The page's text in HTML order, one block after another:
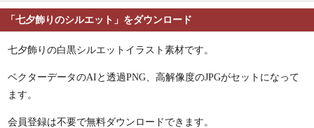
「七夕飾りのシルエット」をダウンロード
七夕飾りの白黒シルエットイラスト素材です。
ベクターデータのAIと透過PNG、高解像度のJPGがセットになって
ます。
会員登録は不要で無料ダウンロードできます。